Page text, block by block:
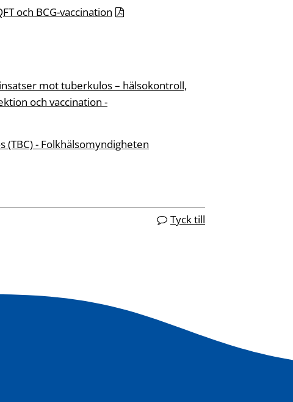
och BCG-vaccination
mot tuberkulos – hälsokontroll,
och vaccination -
- Folkhälsomyndigheten
Tyck till